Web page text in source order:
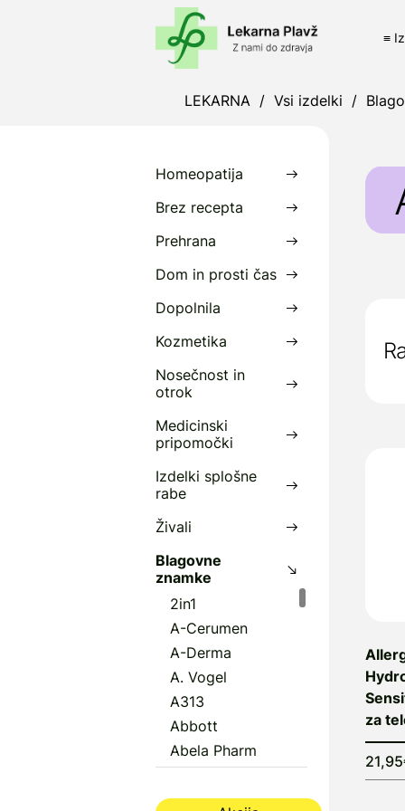
≡
LEKARNA / Vsi izdelki /
Homeopatija
Brez recepta
Prehrana
Dom in prosti čas
Dopolnila
Kozmetika
Nosečnost in
otrok
Medicinski
pripomočki
Izdelki splošne
rabe
Živali
Blagovne
znamke
2in1
A-Cerumen
A-Derma
A. Vogel
A313
Abbott
Abela Pharm
Aboca
za